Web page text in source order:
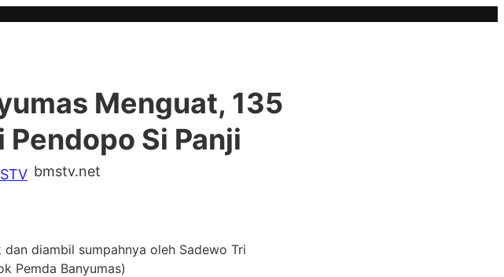
Menguat, 135
Si Panji
bmstv.net
diambil sumpahnya oleh Sadewo Tri
Pemda Banyumas)